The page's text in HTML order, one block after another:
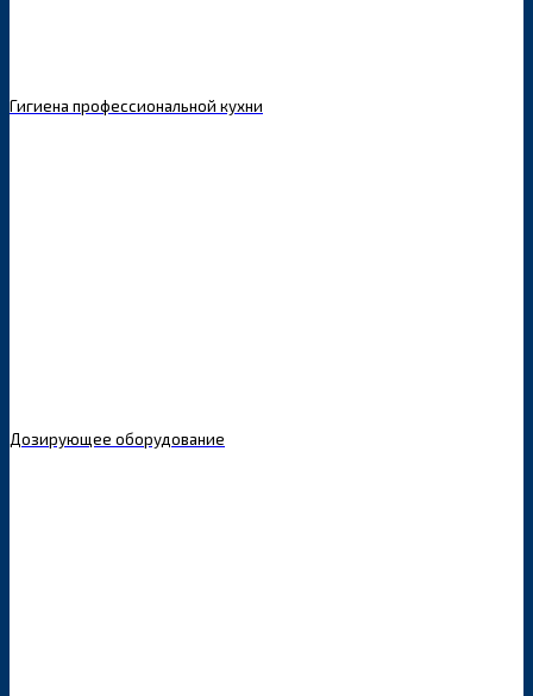
Гигиена профессиональной кухни
Дозирующее оборудование